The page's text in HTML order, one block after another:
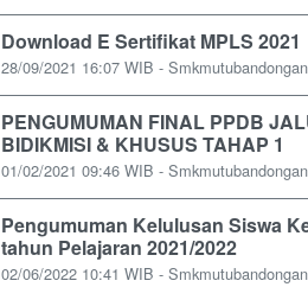
Download E Sertifikat MPLS 2021
28/09/2021 16:07 WIB - Smkmutubandongan
PENGUMUMAN FINAL PPDB
BIDIKMISI & KHUSUS TAHAP 1
01/02/2021 09:46 WIB - Smkmutubandongan
Pengumuman Kelulusan Siswa
tahun Pelajaran 2021/2022
02/06/2022 10:41 WIB - Smkmutubandongan